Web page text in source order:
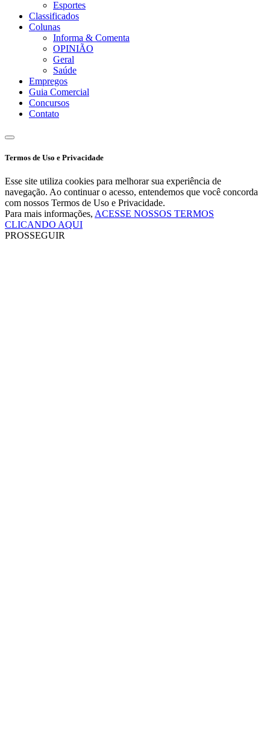
Esportes
Classificados
Colunas
Informa & Comenta
OPINIÃO
Geral
Saúde
Empregos
Guia Comercial
Concursos
Contato
Termos de Uso e Privacidade
Esse site utiliza cookies para melhorar sua experiência de
navegação. Ao continuar o acesso, entendemos que você concorda
com nossos Termos de Uso e Privacidade.
Para mais informações, ACESSE NOSSOS TERMOS
CLICANDO AQUI
PROSSEGUIR